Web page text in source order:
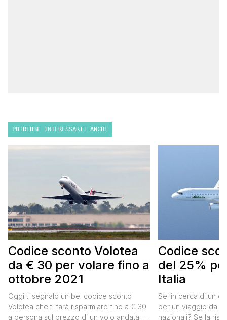
POTREBBE INTERESSARTI ANCHE
Codice sconto Volotea
da € 30 per volare fino a
ottobre 2021
Oggi ti segnalo un bel codice sconto
Volotea che ti farà risparmiare fino a € 30
a persona sul prezzo di un volo andata e
Codice
del 25%
Italia
Sei in cerca di un
per un viaggio da
nazionali? Se la